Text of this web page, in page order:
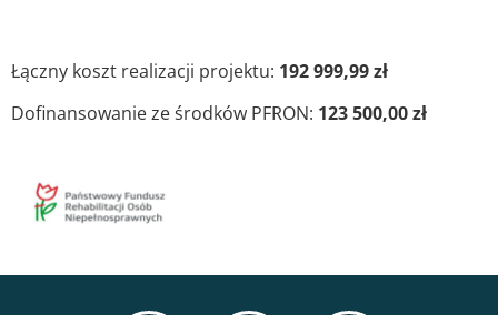
Łączny koszt realizacji projektu: 192 999,99zł
Dofinansowanie ze środków PFRON: 123 500,00 zł